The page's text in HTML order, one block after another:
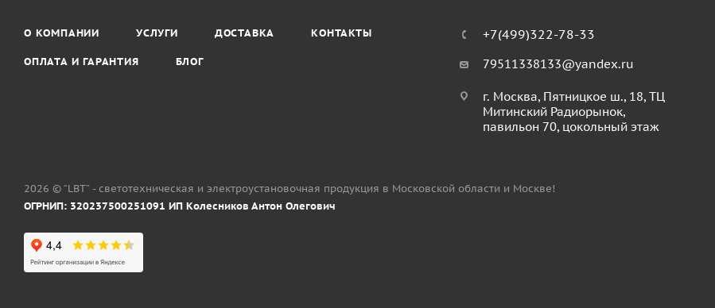
О КОМПАНИИ УСЛУГИ ДОСТАВКА КОНТАКТЫ
ОПЛАТА И ГАРАНТИЯ БЛОГ
+7(499)322-78-33
79511338133@yandex.ru
г. Москва, Пятницкое ш., 18, ТЦ
Митинский Радиорынок,
павильон 70, цокольный этаж
2026 © “LBT” - светотехническая и электроустановочная продукция в Московской области и Москве!
ОГРНИП: 320237500251091 ИП Колесников Антон Олегович